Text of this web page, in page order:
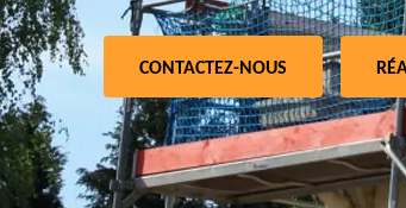
CONTACTEZ-NOUS